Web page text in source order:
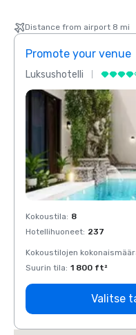
Distance from airport 8 mi
Promote your venue
Luksushotelli
Kokoustila: 8
Hotellihuoneet: 237
Kokoustilojen
Suurin tila: 1 800 ft²
Valitse